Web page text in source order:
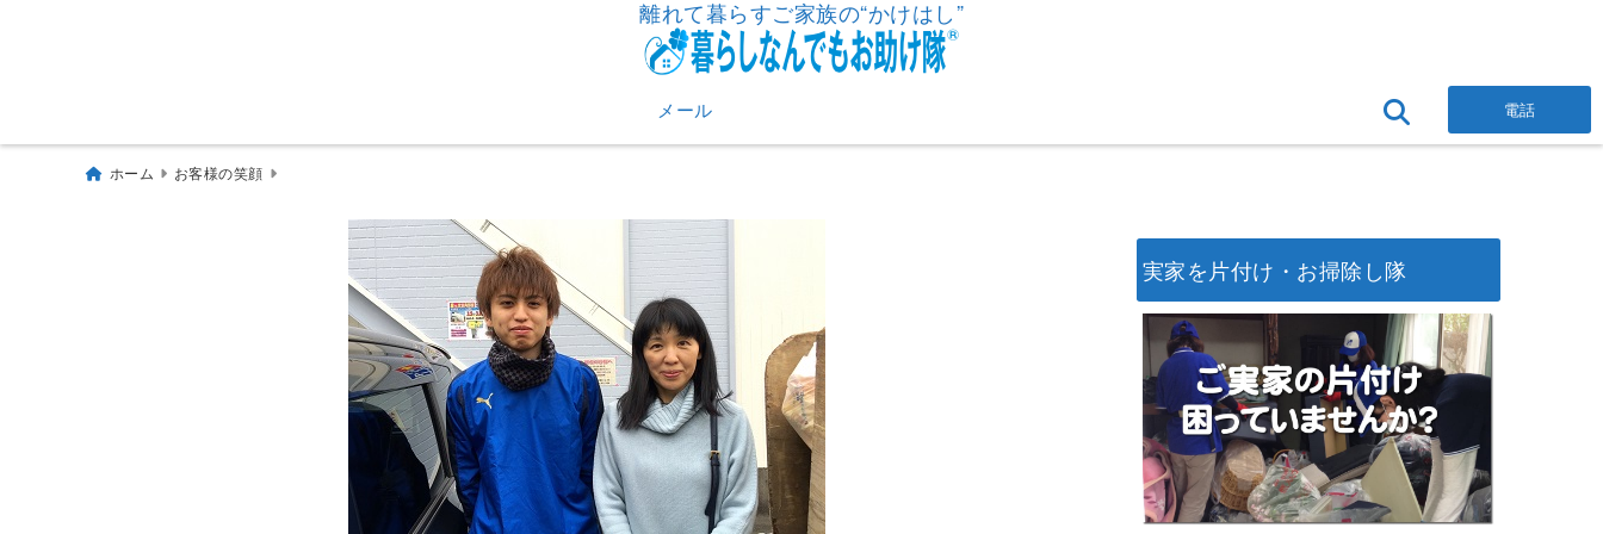
離れて暮らすご家族の“かけはし”
メール 電話
ホーム お客様の笑顔
実家を片付け・お掃除し隊